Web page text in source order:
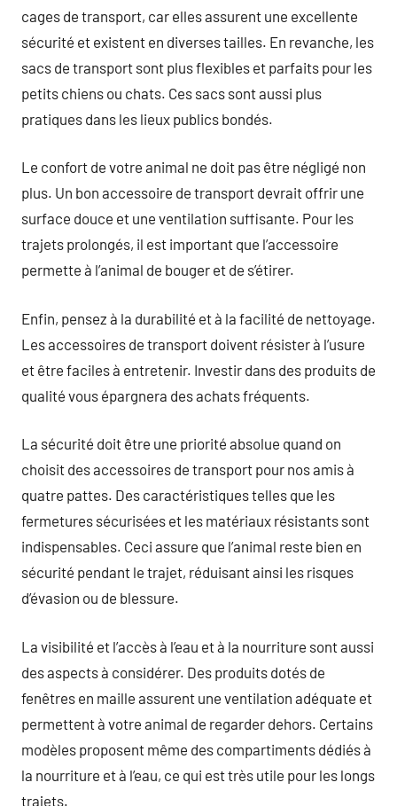
cages de transport, car elles assurent une excellente
sécurité et existent en diverses tailles. En revanche, les
sacs de transport sont plus flexibles et parfaits pour les
petits chiens ou chats. Ces sacs sont aussi plus
pratiques dans les lieux publics bondés.
Le confort de votre animal ne doit pas être négligé non
plus. Un bon accessoire de transport devrait offrir une
surface douce et une ventilation suffisante. Pour les
trajets prolongés, il est important que l’accessoire
permette à l’animal de bouger et de s’étirer.
Enfin, pensez à la durabilité et à la facilité de nettoyage.
Les accessoires de transport doivent résister à l’usure
et être faciles à entretenir. Investir dans des produits de
qualité vous épargnera des achats fréquents.
La sécurité doit être une priorité absolue quand on
choisit des accessoires de transport pour nos amis à
quatre pattes. Des caractéristiques telles que les
fermetures sécurisées et les matériaux résistants sont
indispensables. Ceci assure que l’animal reste bien en
sécurité pendant le trajet, réduisant ainsi les risques
d’évasion ou de blessure.
La visibilité et l’accès à l’eau et à la nourriture sont aussi
des aspects à considérer. Des produits dotés de
fenêtres en maille assurent une ventilation adéquate et
permettent à votre animal de regarder dehors. Certains
modèles proposent même des compartiments dédiés à
la nourriture et à l’eau, ce qui est très utile pour les longs
trajets.